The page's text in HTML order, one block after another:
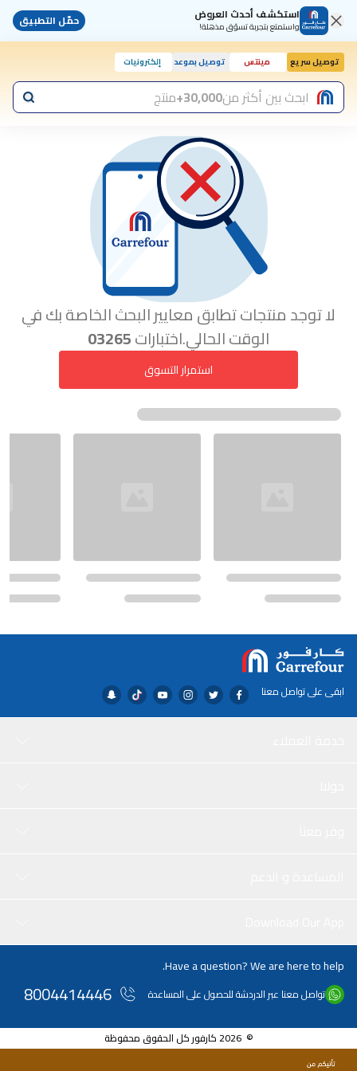
استكشف أحدث العروض
واستمتع بتجربة تسوّق مذهلة! حمّل التطبيق
توصيل سريع مينتس توصيل بموعد إلكترونيات
ابحث بين أكثر من30,000+ منتج
لا توجد منتجات تطابق معايير البحث الخاصة بك في
الوقت الحالي.اختبارات03265
استمرار التسوق
ابقى على تواصل معنا
Have a question? We are here to help.
تواصل معنا عبر الدردشة للحصول على المساعدة 8004414446
© 2026 كارفور كل الحقوق محفوظة